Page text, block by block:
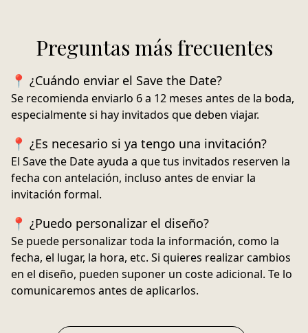
Preguntas más frecuentes
📍 ¿Cuándo enviar el Save the Date?
Se recomienda enviarlo 6 a 12 meses antes de la boda,
especialmente si hay invitados que deben viajar.
📍 ¿Es necesario si ya tengo una invitación?
El Save the Date ayuda a que tus invitados reserven la
fecha con antelación, incluso antes de enviar la
invitación formal.
📍 ¿Puedo personalizar el diseño?
Se puede personalizar toda la información, como la
fecha, el lugar, la hora, etc. Si quieres realizar cambios
en el diseño, pueden suponer un coste adicional. Te lo
comunicaremos antes de aplicarlos.